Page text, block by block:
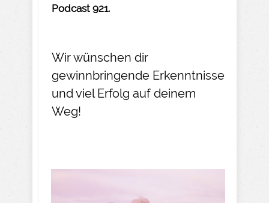
Podcast 921.
Wir wünschen dir
gewinnbringende Erkenntnisse
und viel Erfolg auf deinem
Weg!